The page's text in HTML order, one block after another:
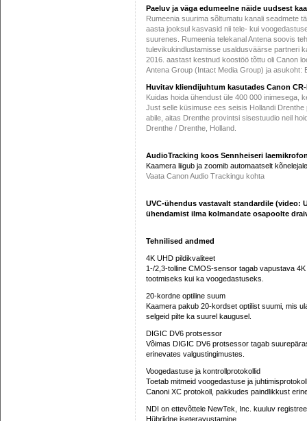
Paeluv ja väga edumeelne näide uudsest
Rumeenia suurima sõltumatu kanali seadmete
aasta jooksul kasvasid nii tele- kui
suurenes. Rumeenia telekanal Antena soovis
tulevikukindlustamisse usaldusväärse partneri
2016. aastast kestnud koostöö tõttu oli Canon
Antena Group (Intact Media Group) ja asukoht:
Huvitav kliendijuhtum kasutades Canon CR-
Kuidas hoida ühendust üle 400 000 inimesega,
Just selle küsimuse ees seisis Hollandi
abile, aitas Drenthe provintsi sisestuudio neil
Drenthe / Drenthe, Holland.
AudioTracking koos Sennheiseri
Kaamera liigub ja zoomib automaatselt
Vaata Canon Audio Trackingu kohta
UVC-ühendus vastavalt standardile (video:
ühendamist ilma kolmandate osapoolte
Tehnilised andmed
4K UHD pildikvaliteet
1-/2,3-tolline CMOS-sensor tagab vapustava
tootmiseks kui ka voogedastuseks.
20-kordne optiline suum
Kaamera pakub 20-kordset optilist suumi, mis
selgeid pilte ka suurel kaugusel.
DIGIC DV6 protsessor
Võimas DIGIC DV6 protsessor tagab
erinevates valgustingimustes.
Voogedastuse ja kontrollprotokollid
Toetab mitmeid voogedastuse ja
Canoni XC protokoll, pakkudes paindlikkust
NDI on ettevõttele NewTek, Inc. kuuluv
Hübriidne iseteravustamine